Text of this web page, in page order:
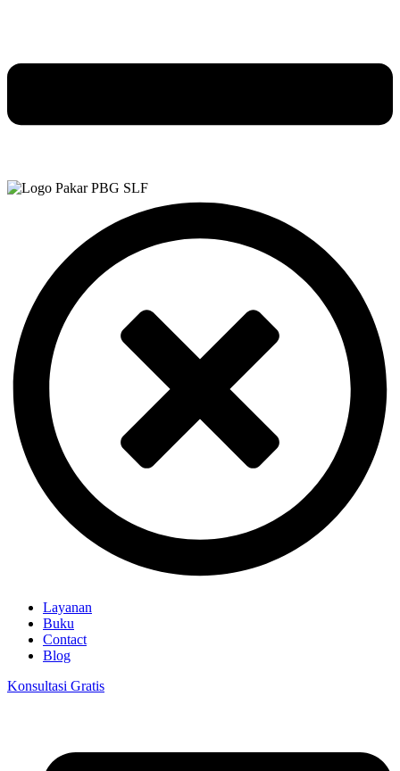
Layanan
Buku
Contact
Blog
Konsultasi Gratis